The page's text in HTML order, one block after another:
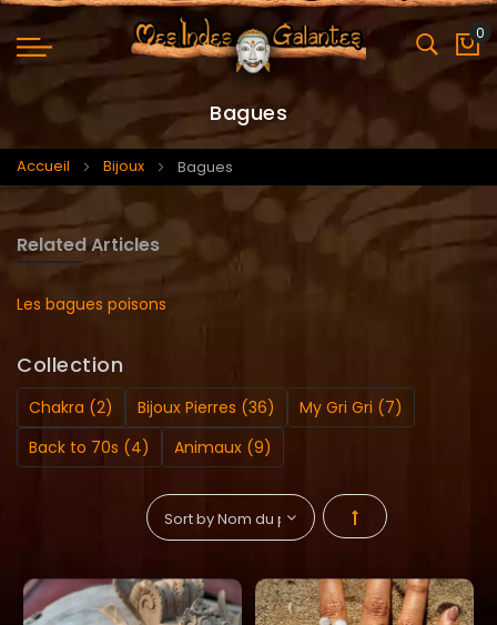
0
Bagues
Accueil Bijoux Bagues
Par
décroissant
Related Articles
Les bagues poisons
Collection
Chakra (2) Bijoux Pierres (36)
My Gri Gri (7)
Back to 70s (4)
Animaux (9)